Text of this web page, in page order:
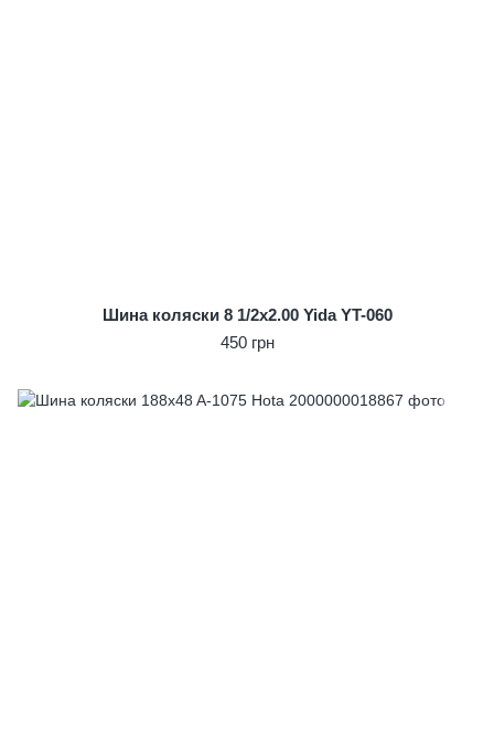
Шина коляски 8 1/2x2.00 Yida YT-060
450 грн